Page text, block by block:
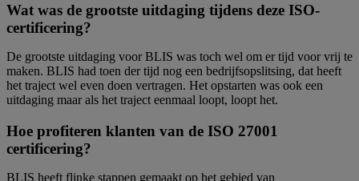
Wat was de grootste uitdaging tijdens deze ISO-
certificering?
De grootste uitdaging voor BLIS was toch wel om er tijd voor vrij te
maken. BLIS had toen der tijd nog een bedrijfsopslitsing, dat heeft
het traject wel even doen vertragen. Het opstarten was ook een
uitdaging maar als het traject eenmaal loopt, loopt het.
Hoe profiteren klanten van de ISO 27001
certificering?
BLIS heeft flinke stappen gemaakt op het gebied van